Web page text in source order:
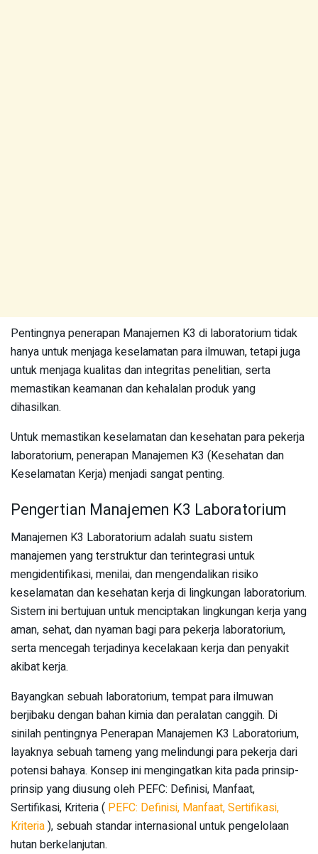
Pentingnya penerapan Manajemen K3 di laboratorium tidak
hanya untuk menjaga keselamatan para ilmuwan, tetapi juga
untuk menjaga kualitas dan integritas penelitian, serta
memastikan keamanan dan kehalalan produk yang
dihasilkan.
Untuk memastikan keselamatan dan kesehatan para pekerja
laboratorium, penerapan Manajemen K3 (Kesehatan dan
Keselamatan Kerja) menjadi sangat penting.
Pengertian Manajemen K3 Laboratorium
Manajemen K3 Laboratorium adalah suatu sistem
manajemen yang terstruktur dan terintegrasi untuk
mengidentifikasi, menilai, dan mengendalikan risiko
keselamatan dan kesehatan kerja di lingkungan laboratorium.
Sistem ini bertujuan untuk menciptakan lingkungan kerja yang
aman, sehat, dan nyaman bagi para pekerja laboratorium,
serta mencegah terjadinya kecelakaan kerja dan penyakit
akibat kerja.
Bayangkan sebuah laboratorium, tempat para ilmuwan
berjibaku dengan bahan kimia dan peralatan canggih. Di
sinilah pentingnya Penerapan Manajemen K3 Laboratorium,
layaknya sebuah tameng yang melindungi para pekerja dari
potensi bahaya. Konsep ini mengingatkan kita pada prinsip-
prinsip yang diusung oleh PEFC: Definisi, Manfaat,
Sertifikasi, Kriteria ( PEFC: Definisi, Manfaat, Sertifikasi,
Kriteria), sebuah standar internasional untuk pengelolaan
hutan berkelanjutan.